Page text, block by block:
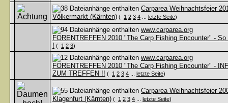
Carparea Weihnachtsfeier
Völkermarkt (Kärnten) ( 1 2 3 4 letzte Seite)
www.carparea.org
FORENTREFFEN 2010 "The Carp Fishing Encounter" - So
! ( 1 2 3)
www.carparea.org
FORENTREFFEN 2010 "The Carp Fishing Encounter" -
ZUM TREFFEN !! ( 1 2 3 4 letzte Seite)
Carparea Weihnachtsfeier
Klagenfurt (Kärnten) ( 1 2 3 4 letzte Seite)